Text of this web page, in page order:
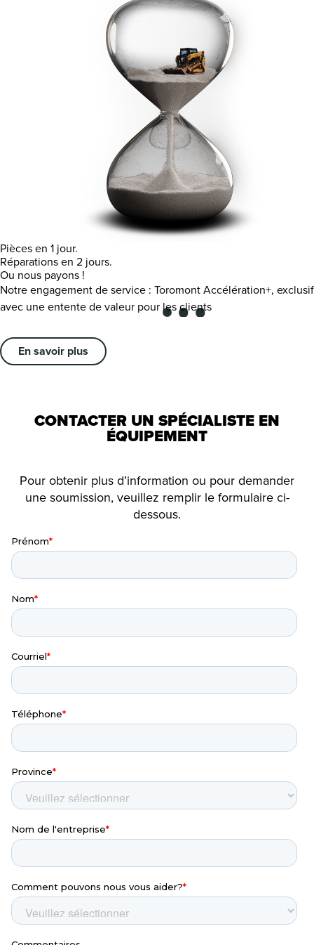
Pièces en 1 jour.
Réparations en 2 jours.
Ou nous payons !
Notre engagement de service : Toromont Accélération+, exclusif
avec une entente de valeur pour les clients
En savoir plus
CONTACTER UN SPÉCIALISTE EN
ÉQUIPEMENT
Pour obtenir plus d’information ou pour demander
une soumission, veuillez remplir le formulaire ci-
dessous.